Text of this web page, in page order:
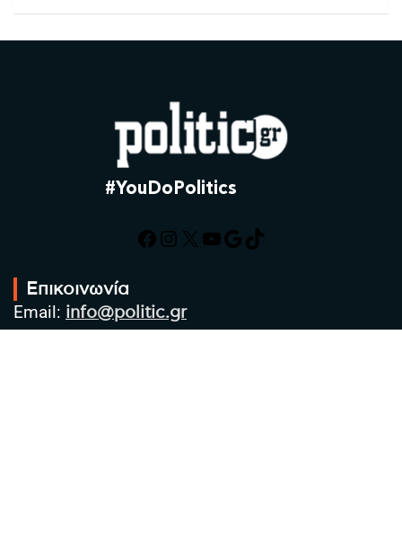
#YouDoPolitics
Facebook
Instagram
X YouTube
Google
TikTok
Επικοινωνία
Email: info@politic.gr
Τηλ: